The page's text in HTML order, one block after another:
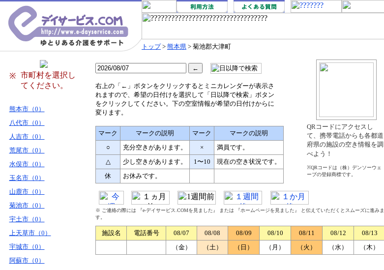
トップ> 熊本県 > 菊池郡大津町
※
市町村を選択し
てください。
熊本市（0）
八代市（0）
人吉市（0）
荒尾市（0）
水俣市（0）
玉名市（0）
山鹿市（0）
菊池市（0）
宇土市（0）
上天草市（0）
宇城市（0）
阿蘇市（0）
右上の「←」ボタンをクリックするとミニカレンダーが表示さ
れますので、希望の日付けを選択して「日以降で検索」ボタン
をクリックしてください。下の空室情報が希望の日付けからに
変ります。
マーク マークの説明 マーク
マークの説明
○
充分空きがあります。 ×
満員です。
△
少し空きがあります。 1〜10
現在の空き状況です。
休
お休みです。
QRコードにアクセスし
て、携帯電話からも各都道
府県の施設の空き情報を調
べよう！
※QRコードは（株）デンソーウェ
ーブの登録商標です。
※ ご連絡の際には 『e-デイサービス.COMを見ました』 または 『ホームページを見ました』 と伝えていただくとスムーズに進みま
す。
施設名 電話番号 08/07 08/08 08/09 08/10 08/11 08/12
08/13
（金）
（土） （日） （月） （火） （水） （木）